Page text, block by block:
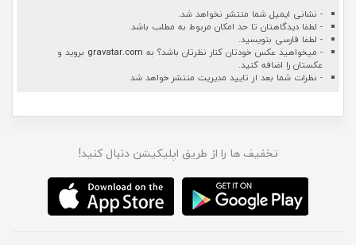
- نشانی ایمیل شما منتشر نخواهد شد.
- لطفا دیدگاهتان تا حد امکان مربوط به مطلب باشد.
- لطفا فارسی بنویسید.
- میخواهید عکس خودتان کنار نظرتان باشد؟ به gravatar.com بروید و
عکستان را اضافه کنید.
- نظرات شما بعد از تایید مدیریت منتشر خواهد شد
تخفیف ها را از طریق اپلیکیشن دنبال کنید!